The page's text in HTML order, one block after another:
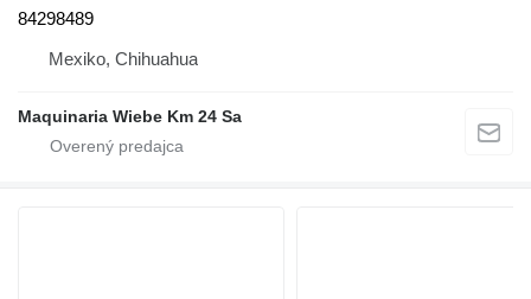
84298489
Mexiko, Chihuahua
Maquinaria Wiebe Km 24 Sa